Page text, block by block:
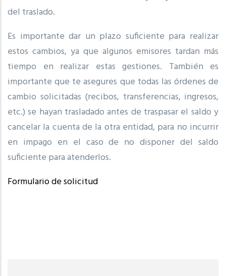
del traslado.
Es importante dar un plazo suficiente para realizar
estos cambios, ya que algunos emisores tardan más
tiempo en realizar estas gestiones. También es
importante que te asegures que todas las órdenes de
cambio solicitadas (recibos, transferencias, ingresos,
etc.) se hayan trasladado antes de traspasar el saldo y
cancelar la cuenta de la otra entidad, para no incurrir
en impago en el caso de no disponer del saldo
suficiente para atenderlos.
Formulario de solicitud